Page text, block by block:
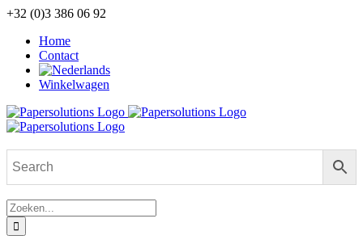
Ga
inhoud
+32 (0)3 386 06 92
Home
Contact
Winkelwagen
Zoeken
naar: